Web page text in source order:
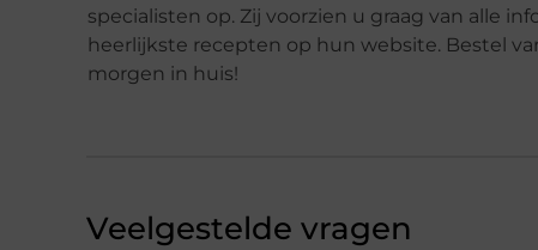
specialisten op. Zij voorzien u graag van alle
heerlijkste recepten op hun website. Bestel
morgen in huis!
Veelgestelde vragen